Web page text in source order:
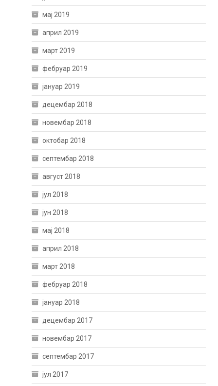
мај 2019
април 2019
март 2019
фебруар 2019
јануар 2019
децембар 2018
новембар 2018
октобар 2018
септембар 2018
август 2018
јул 2018
јун 2018
мај 2018
април 2018
март 2018
фебруар 2018
јануар 2018
децембар 2017
новембар 2017
септембар 2017
јул 2017